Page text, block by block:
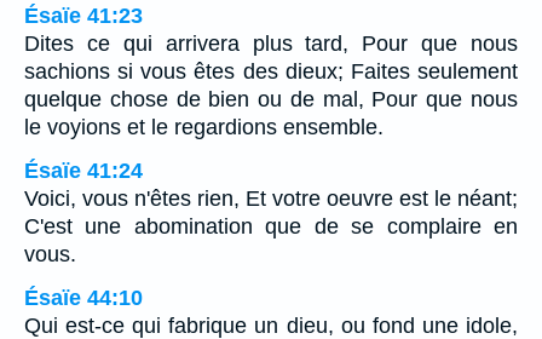
Ésaïe 41:23
Dites ce qui arrivera plus tard, Pour que nous
sachions si vous êtes des dieux; Faites seulement
quelque chose de bien ou de mal, Pour que nous
le voyions et le regardions ensemble.
Ésaïe 41:24
Voici, vous n'êtes rien, Et votre oeuvre est le néant;
C'est une abomination que de se complaire en
vous.
Ésaïe 44:10
Qui est-ce qui fabrique un dieu, ou fond une idole,